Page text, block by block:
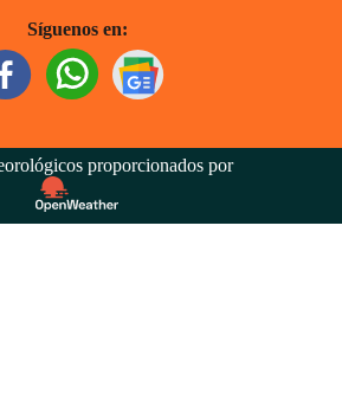
Síguenos en:
proporcionados por